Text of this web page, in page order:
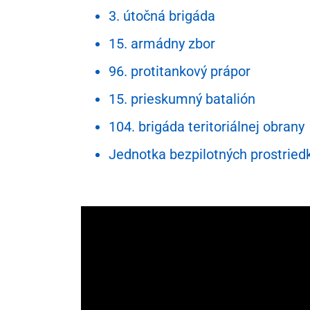
3. útočná brigáda
15. armádny zbor
96. protitankový prápor
15. prieskumný batalión
104. brigáda teritoriálnej obrany
Jednotka bezpilotných